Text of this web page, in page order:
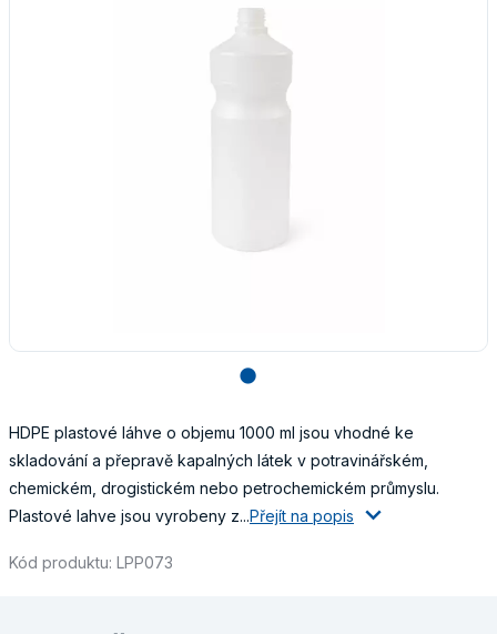
lens
HDPE plastové láhve o objemu 1000 ml jsou vhodné ke
skladování a přepravě kapalných látek v potravinářském,
chemickém, drogistickém nebo petrochemickém průmyslu.
Plastové lahve jsou vyrobeny z...Přejít na popis
Kód produktu: LPP073